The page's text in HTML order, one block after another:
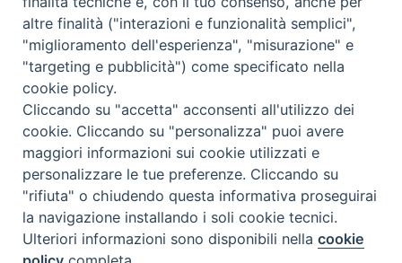
Accompagnare il campione con la scheda di segnalazione caso
(Link alla Circolare)e la relativa modulistica
Per l'Emilia-Romagna :
Per la Lombardia :Link al Mod.Accompagnamento
08/08/2026 PER LA REGIONE LOMBARDIA:
DR. PAVONI ENRICO tel. 3391639372
08/08/2026 PER LA REGIONE EMILIA ROMAGNA:
DOTT.SSA TADDEI ROBERTA tel. 3312331005
altre finalità ("interazioni e funzionalità semplici",
"miglioramento dell'esperienza", "misurazione" e
"targeting e pubblicità") come specificato nella
cookie policy.
Cliccando su "accetta" acconsenti all'utilizzo dei
cookie. Cliccando su "personalizza" puoi avere
maggiori informazioni sui cookie utilizzati e
personalizzare le tue preferenze. Cliccando su
"rifiuta" o chiudendo questa informativa proseguirai
la navigazione installando i soli cookie tecnici.
Ulteriori informazioni sono disponibili nellacookie